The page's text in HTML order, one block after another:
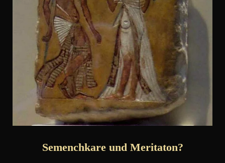
Semenchkare und Meritaton?